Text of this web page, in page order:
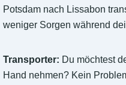
Potsdam nach Lissabon
weniger Sorgen während
Transporter: Du möchtest
Hand nehmen? Kein